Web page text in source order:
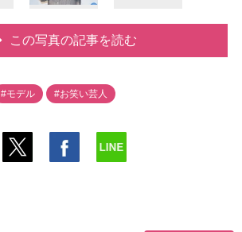
この写真の記事を読む
#モデル #お笑い芸人